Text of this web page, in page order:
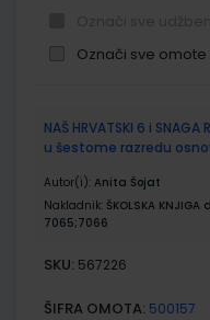
Označi sve omote
proizvodi
NAŠ HRVATSKI 6 i
u šestome razredu
Autor(i): Anita Šojat
Nakladnik: ŠKOLSKA KNJIGA
7065;7066
SKU: 567226
ŠIFRA OMOTA: 500157